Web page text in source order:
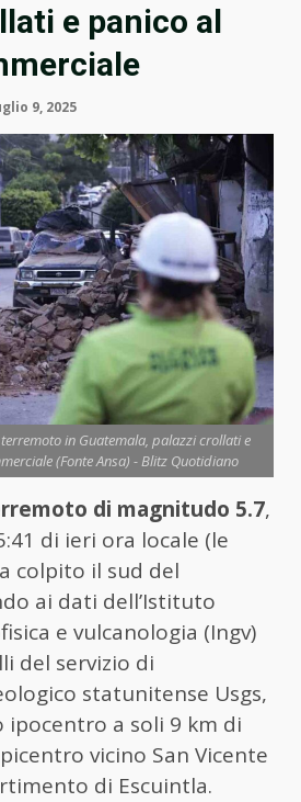
e panico al
9, 2025
in Guatemala, palazzi crollati e
(Fonte Ansa) - Blitz Quotidiano
di magnitudo 5.7,
di ieri ora locale (le
colpito il sud del
ai dati dell’Istituto
e vulcanologia (Ingv)
del servizio di
statunitense Usgs,
ipocentro a soli 9 km di
vicino San Vicente
di Escuintla.